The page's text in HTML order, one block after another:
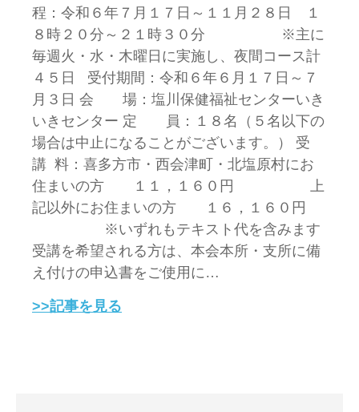
程：令和６年７月１７日～１１月２８日 １
８時２０分～２１時３０分 ※主に
毎週火・水・木曜日に実施し、夜間コース計
４５日 受付期間：令和６年６月１７日～７
月３日 会 場：塩川保健福祉センターいき
いきセンター 定 員：１８名（５名以下の
場合は中止になることがございます。） 受
講 料：喜多方市・西会津町・北塩原村にお
住まいの方 １１，１６０円 上
記以外にお住まいの方 １６，１６０円
※いずれもテキスト代を含みます
受講を希望される方は、本会本所・支所に備
え付けの申込書をご使用に…
>>記事を見る